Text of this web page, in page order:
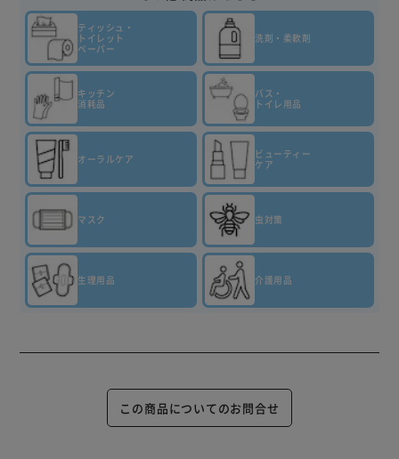
ティッシュ・
トイレット
ペーパー
洗剤・柔軟剤
キッチン
消耗品
バス・
トイレ用品
オーラルケア
ビューティー
ケア
マスク 虫対策
生理用品 介護用品
この商品についてのお問合せ